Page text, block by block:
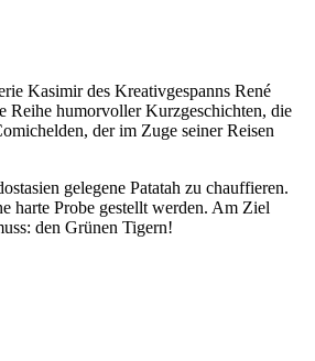
Kasimir des Kreativgespanns René
Reihe humorvoller Kurzgeschichten, die
der im Zuge seiner Reisen
gelegene Patatah zu chauffieren.
harte Probe gestellt werden. Am Ziel
den Grünen Tigern!